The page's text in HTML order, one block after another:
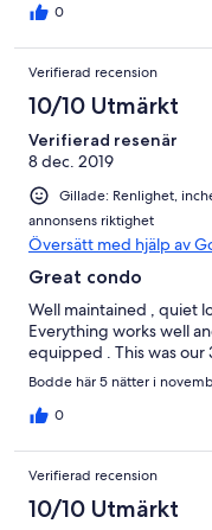
0
Verifierad recension
10/10 Utmärkt
Verifierad resenär
8 dec. 2019
Gillade: Renlighet,
annonsens riktighet
Översätt med hjälp av
Great condo
Well maintained , quiet
Everything works well
equipped . This was our
Bodde här 5 nätter i
0
Verifierad recension
10/10 Utmärkt